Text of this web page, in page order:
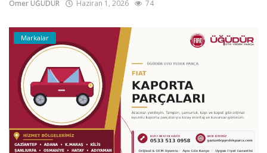
Ömer ÜĞÜDÜR Haziran 1, 2026 74
Markalar